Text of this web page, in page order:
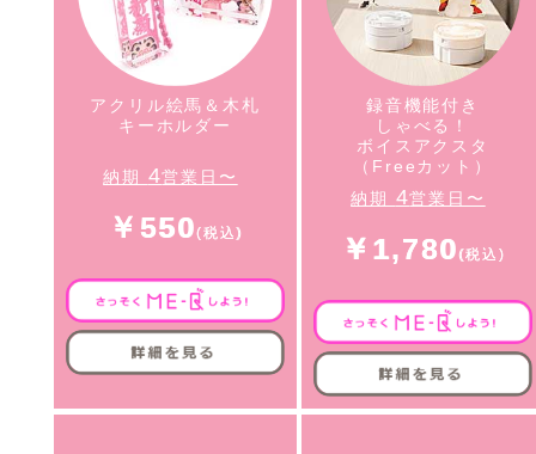
アクリル絵馬＆木札
キーホルダー
納期 4営業日〜
￥550
録音機能付き
しゃべる！
ボイスアクスタ
（Freeカット）
納期 4営業日〜
￥1,780